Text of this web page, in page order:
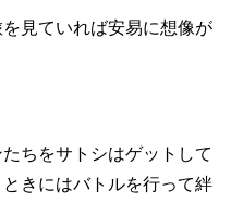
見ていれば安易に想像が
ちをサトシはゲットして
きにはバトルを行って絆